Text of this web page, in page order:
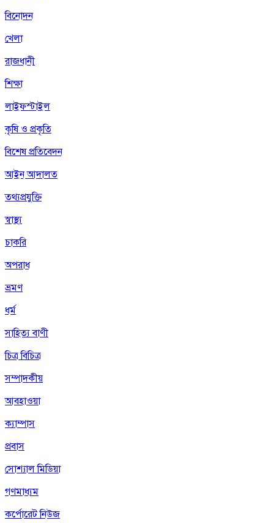
বিনোদন
খেলা
রাজধানী
শিক্ষা
লাইফস্টাইল
কৃষি ও প্রকৃতি
বিশেষ প্রতিবেদন
আইন আদালত
তথ্যপ্রযুক্তি
স্বাস্থ্য
চাকরি
অপরাধ
ভ্রমণ
ধর্ম
সাহিত্য বাণী
চিত্র বিচিত্র
সম্পাদকীয়
আবহাওয়া
ক্যাম্পাস
প্রবাস
সোশ্যাল মিডিয়া
গণমাধ্যম
কর্পোরেট নিউজ